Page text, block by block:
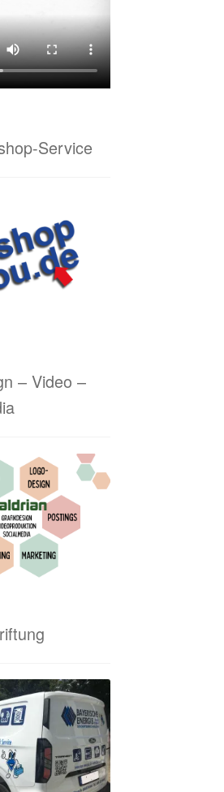
Service
– Video –